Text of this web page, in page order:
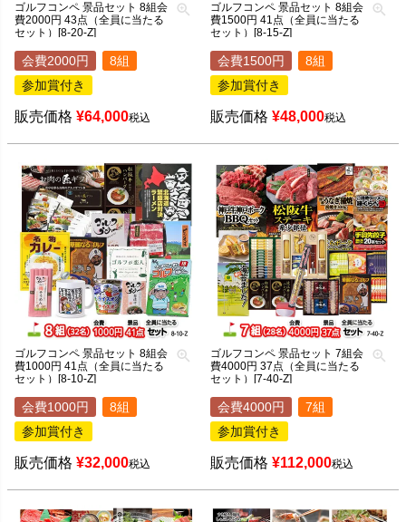
ゴルフコンペ 景品セット 8組会
費2000円 43点（全員に当たる
セット）[8-20-Z]
会費2000円
8組
参加賞付き
販売価格 ¥64,000税込
ゴルフコンペ 景品セット 8組会
費1500円 41点（全員に当たる
セット）[8-15-Z]
会費1500円
8組
参加賞付き
販売価格 ¥48,000税込
ゴルフコンペ 景品セット 8組会
費1000円 41点（全員に当たる
セット）[8-10-Z]
会費1000円
8組
参加賞付き
販売価格 ¥32,000税込
ゴルフコンペ 景品セット 7組会
費4000円 37点（全員に当たる
セット）[7-40-Z]
会費4000円
7組
参加賞付き
販売価格 ¥112,000税込